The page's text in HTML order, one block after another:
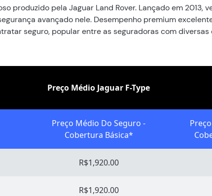
produzido pela Jaguar Land Rover. Lançado em 2013,
avançado nele. Desempenho premium
seguro, popular entre as seguradoras com diversas
Preço Médio Jaguar F-Type
Preço Médio Do Seguro -
Cobertura Básica*
R$1,920.00
R$1,920.00